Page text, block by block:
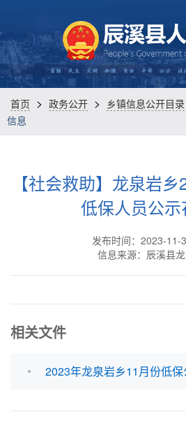
首页 > 政务公开 > 乡镇信息公开目录
信息
【社会救助】龙泉岩
低保人员公
发布时间：2023-11-
信息来源：辰溪县
相关文件
2023年龙泉岩乡11月份低